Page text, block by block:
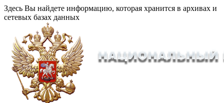
Здесь Вы найдете информацию, которая хранится в архивах и
сетевых базах данных